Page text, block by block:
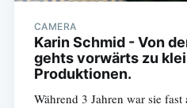
CAMERA
Karin Schmid - Von
gehts vorwärts zu
Produktionen.
Während 3 Jahren war sie